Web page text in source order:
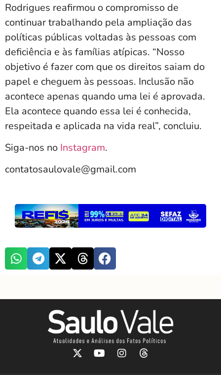
Rodrigues reafirmou o compromisso de
continuar trabalhando pela ampliação das
políticas públicas voltadas às pessoas com
deficiência e às famílias atípicas. “Nosso
objetivo é fazer com que os direitos saiam do
papel e cheguem às pessoas. Inclusão não
acontece apenas quando uma lei é aprovada.
Ela acontece quando essa lei é conhecida,
respeitada e aplicada na vida real”, concluiu.
Siga-nos no Instagram.
contatosaulovale@gmail.com